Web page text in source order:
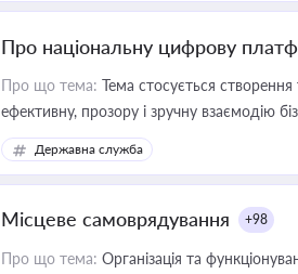
Про національну цифрову
Про що тема: Тема стосується
ефективну, прозору і зручну взаємодію
Державна служба
Місцеве самоврядування +98
Про що тема: Організація та